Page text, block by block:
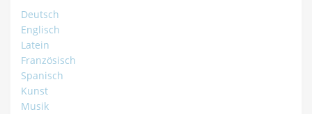
Deutsch
Englisch
Latein
Französisch
Spanisch
Kunst
Musik